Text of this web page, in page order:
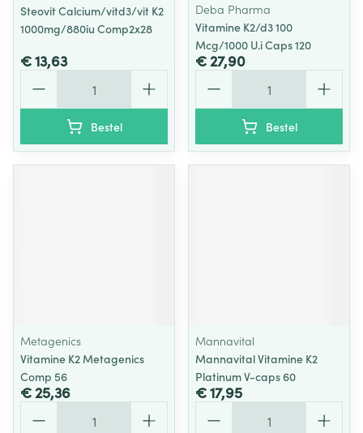
Steovit Calcium/vitd3/vit K2
1000mg/880iu Comp2x28
€ 13,63
Bestel
Deba Pharma
Vitamine K2/d3 100
Mcg/1000 U.i Caps 120
€ 27,90
Bestel
Metagenics
Vitamine K2 Metagenics
Comp 56
€ 25,36
Mannavital
Mannavital Vitamine K2
Platinum V-caps 60
€ 17,95